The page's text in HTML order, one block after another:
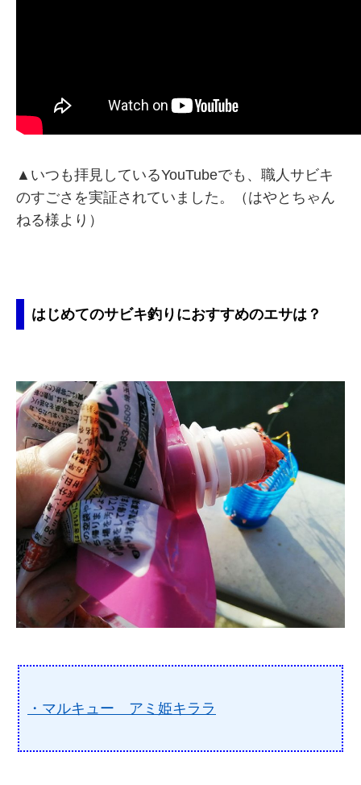
▲いつも拝見しているYouTubeでも、職人サビキ
のすごさを実証されていました。（はやとちゃん
ねる様より）
はじめてのサビキ釣りにおすすめのエサは？
・マルキュー アミ姫キララ